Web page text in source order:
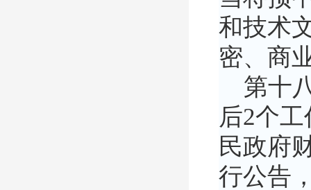
和技术
密、商
第十
后2个
民政府
行公告